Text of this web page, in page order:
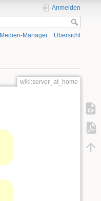
Anmelden
Medien-Manager Übersicht
wiki:server_at_home